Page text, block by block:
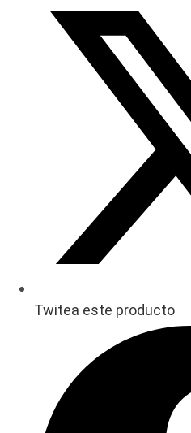
Twitea este producto